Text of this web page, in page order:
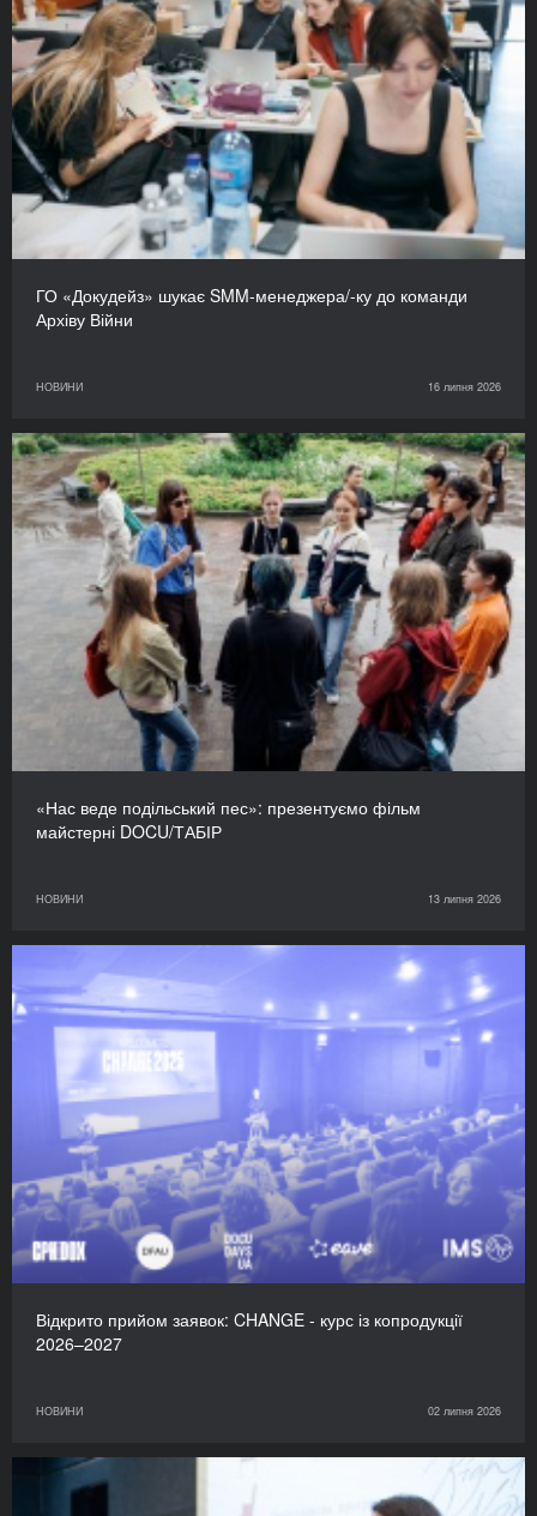
ГО «Докудейз» шукає SMM-менеджера/-ку до команди
Архіву Війни
НОВИНИ 16 липня 2026
«Нас веде подільський пес»: презентуємо фільм
майстерні DOCU/ТАБІР
НОВИНИ 13 липня 2026
Відкрито прийом заявок: CHANGE - курс із копродукції
2026–2027
НОВИНИ 02 липня 2026